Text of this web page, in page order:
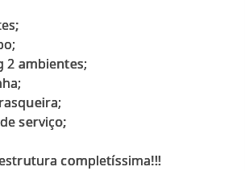
2 ambientes;
serviço;
Infraestrutura completíssima!!!